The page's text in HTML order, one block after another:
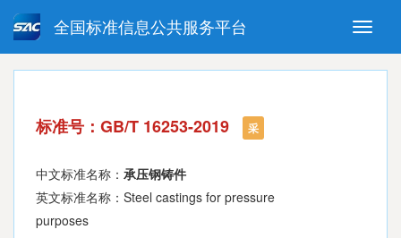
Toggle
全国标准信息公共服务平台
强制性国家标准 推荐性国家标准
指导性技术文件 (National standards in foreign
language version)
标准号：GB/T 16253-2019 采
中文标准名称： 承压钢铸件
英文标准名称：Steel castings for pressure
purposes